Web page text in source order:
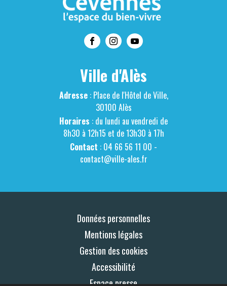
Ville d'Alès
Adresse: Place de l'Hôtel de Ville,
30100 Alès
Horaires : du lundi au vendredi de
8h30 à 12h15 et de 13h30 à 17h
Contact : 04 66 56 11 00 -
contact@ville-ales.fr
Données personnelles
Mentions légales
Gestion des cookies
Accessibilité
Espace presse